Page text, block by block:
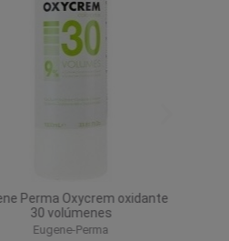
Perma Oxycrem oxidante
30 volúmenes
Eugene-Perma